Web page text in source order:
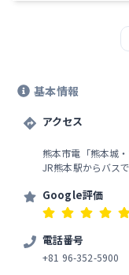
本城は先の地震で崩落
在は限定公開されてい
す。 城の中は熊本の歴史など目にする
50分には城内から出て
分には、出るように…
タッフさんからありま
ことでした。 崩落跡は所々目にします
が、早く完全復活して
ね。また、行きます。
基本情報
アクセス
熊本市電「熊本城
JR熊本駅からバス
Google評価
電話番号
+81 96-352-5900